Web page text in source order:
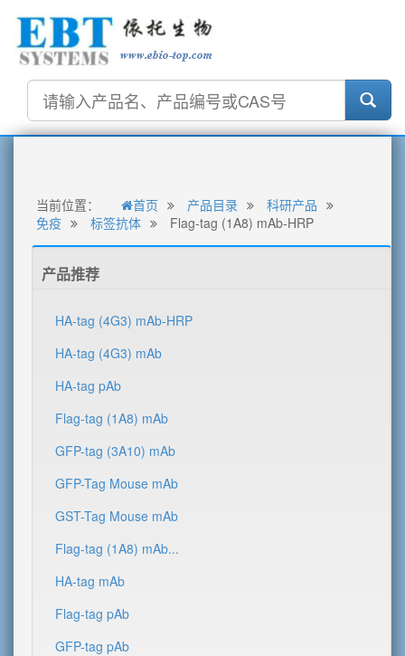
当前位置： 首页 产品目录
科研产品
免疫
标签抗体 Flag-tag (1A8) mAb-HRP
产品推荐
HA-tag (4G3) mAb-HRP
HA-tag (4G3) mAb
HA-tag pAb
Flag-tag (1A8) mAb
GFP-tag (3A10) mAb
GFP-Tag Mouse mAb
GST-Tag Mouse mAb
Flag-tag (1A8) mAb...
HA-tag mAb
Flag-tag pAb
GFP-tag pAb